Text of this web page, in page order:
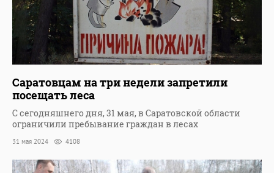
Саратовцам на три недели запретили
посещать леса
С сегодняшнего дня, 31 мая, в Саратовской области
ограничили пребывание граждан в лесах
31 мая 2024 4108